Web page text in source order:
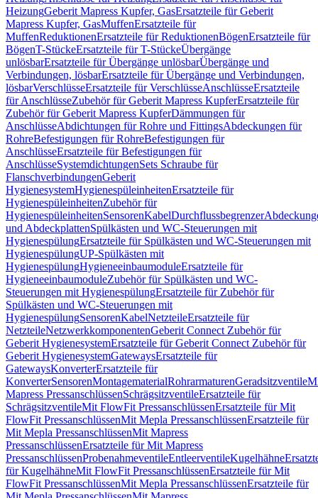
HeizungGeberit Mapress Kupfer, GasErsatzteile für Geberit
Mapress Kupfer, GasMuffenErsatzteile für
MuffenReduktionenErsatzteile für ReduktionenBögenErsatzteile für
BögenT-StückeErsatzteile für T-StückeÜbergänge
unlösbarErsatzteile für Übergänge unlösbarÜbergänge und
Verbindungen, lösbarErsatzteile für Übergänge und Verbindungen,
lösbarVerschlüsseErsatzteile für VerschlüsseAnschlüsseErsatzteile
für AnschlüsseZubehör für Geberit Mapress KupferErsatzteile für
Zubehör für Geberit Mapress KupferDämmungen für
AnschlüsseAbdichtungen für Rohre und FittingsAbdeckungen für
RohreBefestigungen für RohreBefestigungen für
AnschlüsseErsatzteile für Befestigungen für
AnschlüsseSystemdichtungenSets Schraube für
FlanschverbindungenGeberit
HygienesystemHygienespüleinheitenErsatzteile für
HygienespüleinheitenZubehör für
HygienespüleinheitenSensorenKabelDurchflussbegrenzer
und AbdeckplattenSpülkästen und WC-Steuerungen mit
HygienespülungErsatzteile für Spülkästen und WC-Steuerungen mit
HygienespülungUP-Spülkästen mit
HygienespülungHygieneeinbaumoduleErsatzteile für
HygieneeinbaumoduleZubehör für Spülkästen und WC-
Steuerungen mit HygienespülungErsatzteile für Zubehör für
Spülkästen und WC-Steuerungen mit
HygienespülungSensorenKabelNetzteileErsatzteile für
NetzteileNetzwerkkomponentenGeberit Connect Zubehör für
Geberit HygienesystemErsatzteile für Geberit Connect Zubehör für
Geberit HygienesystemGatewaysErsatzteile für
GatewaysKonverterErsatzteile für
KonverterSensorenMontagematerialRohrarmaturenGeradsitzventile
Mapress PressanschlüssenSchrägsitzventileErsatzteile für
SchrägsitzventileMit FlowFit PressanschlüssenErsatzteile für Mit
FlowFit PressanschlüssenMit Mepla PressanschlüssenErsatzteile für
Mit Mepla PressanschlüssenMit Mapress
PressanschlüssenErsatzteile für Mit Mapress
PressanschlüssenProbenahmeventileEntleerventileKugelhähne
für KugelhähneMit FlowFit PressanschlüssenErsatzteile für Mit
FlowFit PressanschlüssenMit Mepla PressanschlüssenErsatzteile für